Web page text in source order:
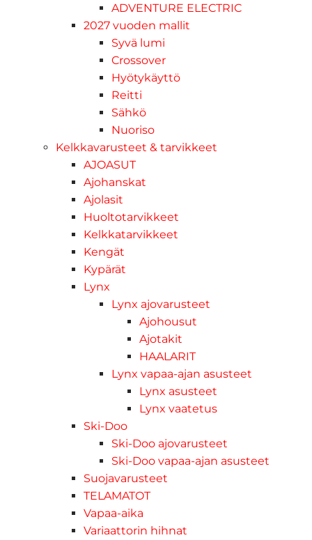
ADVENTURE ELECTRIC
2027 vuoden mallit
Syvä lumi
Crossover
Hyötykäyttö
Reitti
Sähkö
Nuoriso
Kelkkavarusteet & tarvikkeet
AJOASUT
Ajohanskat
Ajolasit
Huoltotarvikkeet
Kelkkatarvikkeet
Kengät
Kypärät
Lynx
Lynx ajovarusteet
Ajohousut
Ajotakit
HAALARIT
Lynx vapaa-ajan asusteet
Lynx asusteet
Lynx vaatetus
Ski-Doo
Ski-Doo ajovarusteet
Ski-Doo vapaa-ajan asusteet
Suojavarusteet
TELAMATOT
Vapaa-aika
Variaattorin hihnat